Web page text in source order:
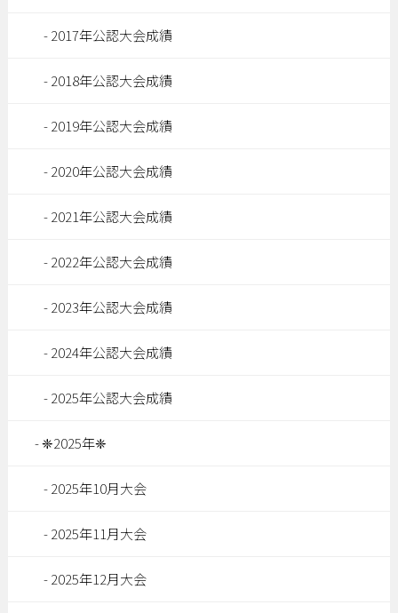
2017年公認大会成績
2018年公認大会成績
2019年公認大会成績
2020年公認大会成績
2021年公認大会成績
2022年公認大会成績
2023年公認大会成績
2024年公認大会成績
2025年公認大会成績
❈2025年❈
2025年10月大会
2025年11月大会
2025年12月大会